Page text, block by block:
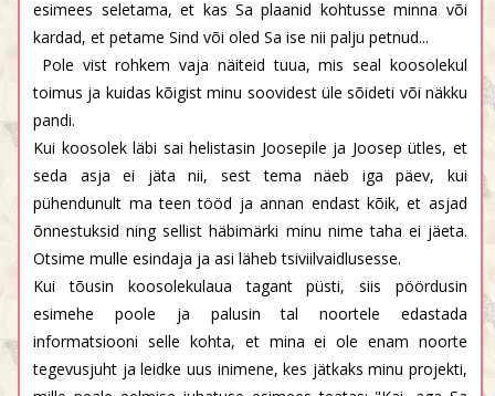
esimees seletama, et kas Sa plaanid kohtusse minna või
kardad, et petame Sind või oled Sa ise nii palju petnud...
Pole vist rohkem vaja näiteid tuua, mis seal koosolekul
toimus ja kuidas kõigist minu soovidest üle sõideti või näkku
pandi.
Kui koosolek läbi sai helistasin Joosepile ja Joosep ütles, et
seda asja ei jäta nii, sest tema näeb iga päev, kui
pühendunult ma teen tööd ja annan endast kõik, et asjad
õnnestuksid ning sellist häbimärki minu nime taha ei jäeta.
Otsime mulle esindaja ja asi läheb tsiviilvaidlusesse.
Kui tõusin koosolekulaua tagant püsti, siis pöördusin
esimehe poole ja palusin tal noortele edastada
informatsiooni selle kohta, et mina ei ole enam noorte
tegevusjuht ja leidke uus inimene, kes jätkaks minu projekti,